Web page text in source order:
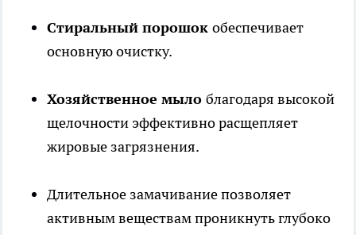
Стиральный порошок обеспечивает
основную очистку.
Хозяйственное мыло благодаря высокой
щелочности эффективно расщепляет
жировые загрязнения.
Длительное замачивание позволяет
активным веществам проникнуть глубоко